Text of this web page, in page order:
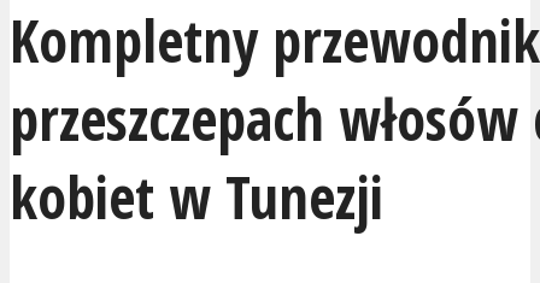
Kompletny
przeszczepach
kobiet w Tunezji